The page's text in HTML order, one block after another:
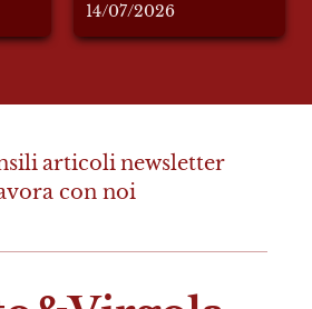
14/07/2026
articolinewsletter
con noi